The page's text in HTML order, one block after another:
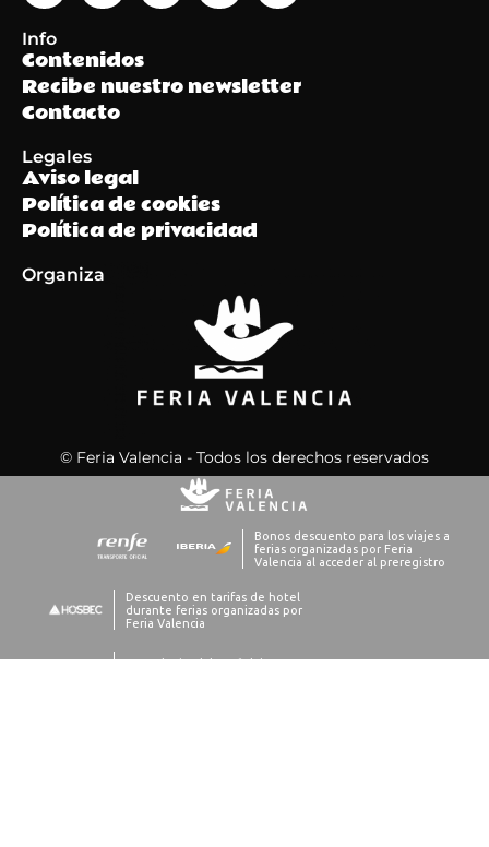
Info
Contenidos
Recibe nuestro newsletter
Contacto
Legales
Aviso legal
Política de cookies
Política de privacidad
Organiza
© Feria Valencia - Todos los derechos reservados